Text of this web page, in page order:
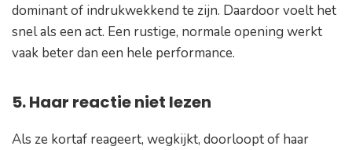
dominant of indrukwekkend te zijn. Daardoor voelt het
snel als een act. Een rustige, normale opening werkt
vaak beter dan een hele performance.
5. Haar reactie niet lezen
Als ze kortaf reageert, wegkijkt, doorloopt of haar